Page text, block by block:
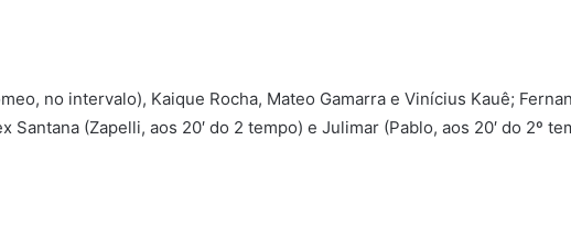
no intervalo), Kaique Rocha, Mateo Gamarra e Vinícius Kauê;
Santana (Zapelli, aos 20′ do 2 tempo) e Julimar (Pablo, aos 20′ do 2º